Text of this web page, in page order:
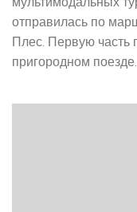
отправилась по
Плес. Первую часть
пригородном